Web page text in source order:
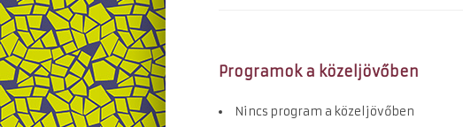
Programok a közeljövőben
Nincs program a közeljövőben